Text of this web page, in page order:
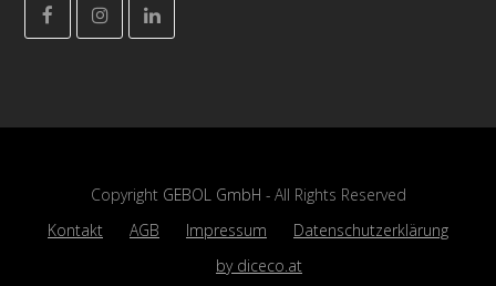
FacebookInstagramLinkedIn
Copyright GEBOL GmbH - All Rights Reserved
Kontakt
AGB Impressum
Datenschutzerklärung
by diceco.at